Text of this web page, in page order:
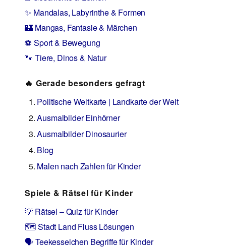
✨ Mandalas, Labyrinthe & Formen
🏰 Mangas, Fantasie & Märchen
⚽ Sport & Bewegung
🐾 Tiere, Dinos & Natur
🔥 Gerade besonders gefragt
Politische Weltkarte | Landkarte der Welt
Ausmalbilder Einhörner
Ausmalbilder Dinosaurier
Blog
Malen nach Zahlen für Kinder
Spiele & Rätsel für Kinder
💡 Rätsel – Quiz für Kinder
🗺️ Stadt Land Fluss Lösungen
🗣️ Teekesselchen Begriffe für Kinder